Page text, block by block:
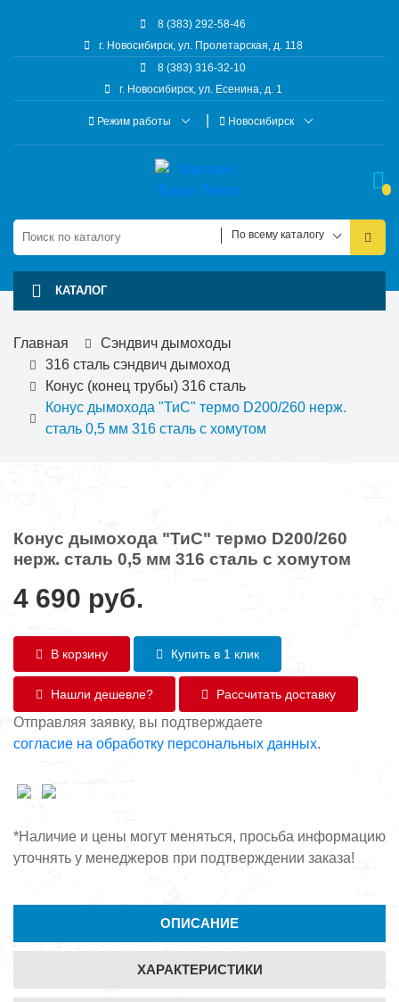
8 (383) 292-58-46
г. Новосибирск, ул. Пролетарская, д. 118
8 (383) 316-32-10
г. Новосибирск, ул. Есенина, д. 1
Режим работы Новосибирск
По всему каталогу
КАТАЛОГ
Главная
Сэндвич дымоходы
316 сталь сэндвич дымоход
Конус (конец трубы) 316 сталь
Конус дымохода "ТиС" термо D200/260 нерж.
сталь 0,5 мм 316 сталь с хомутом
Конус дымохода "ТиС" термо D200/260
нерж. сталь 0,5 мм 316 сталь с хомутом
4 690 руб.
В корзину Купить в 1 клик
Нашли дешевле? Рассчитать доставку
Отправляя заявку, вы подтверждаете
согласие на обработку персональных данных.
*Наличие и цены могут меняться, просьба информацию
уточнять у менеджеров при подтверждении заказа!
ОПИСАНИЕ
ХАРАКТЕРИСТИКИ